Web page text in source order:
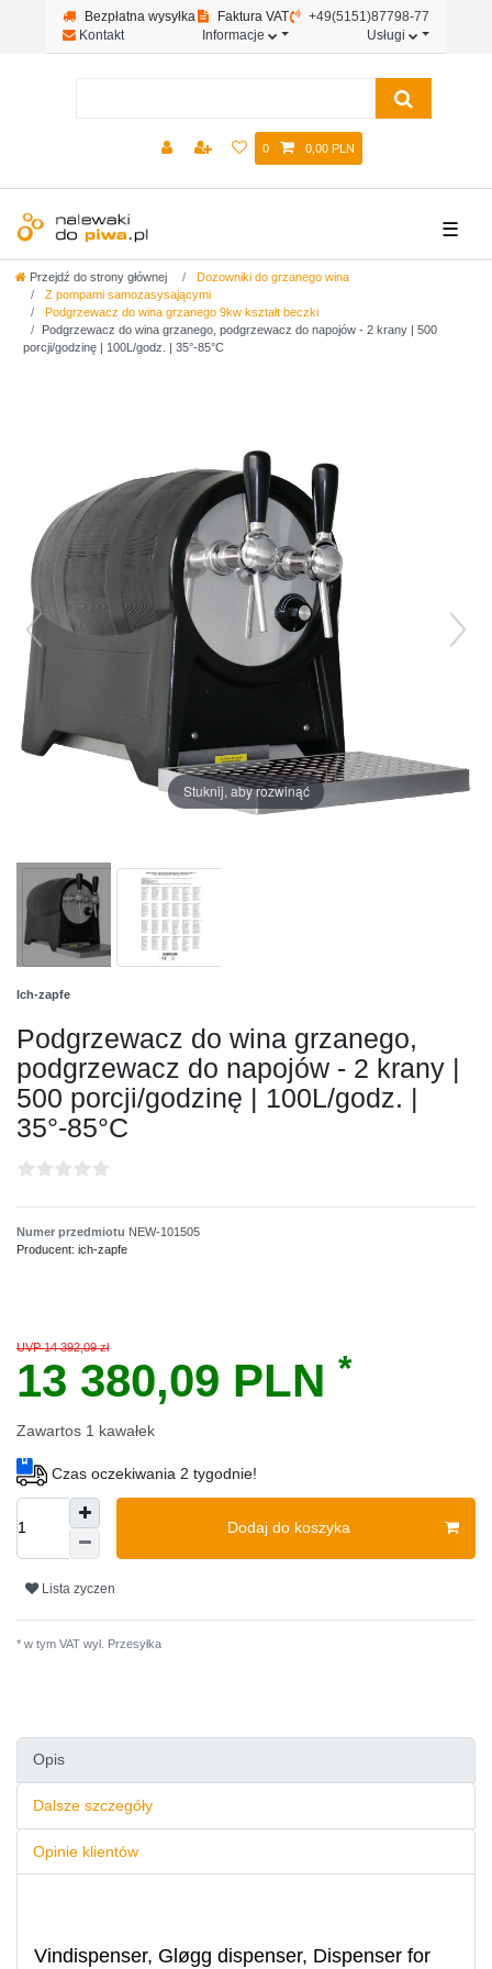
Bezpłatna wysyłka Faktura VAT
+49(5151)87798-77
Kontakt
Informacje Usługi
0 0,00 PLN
☰
Przejdź do strony głównej
Dozowniki do grzanego wina
Z pompami samozasysającymi
Podgrzewacz do wina grzanego 9kw kształt beczki
Podgrzewacz do wina grzanego, podgrzewacz do napojów - 2 krany | 500
porcji/godzinę | 100L/godz. | 35°-85°C
Stuknij, aby rozwinąć
Ich-zapfe
Podgrzewacz do wina grzanego,
podgrzewacz do napojów - 2 krany |
500 porcji/godzinę | 100L/godz. |
35°-85°C
Numer przedmiotu NEW-101505
Producent: ich-zapfe
UVP 14 392,09 zł
13 380,09 PLN *
Zawartos 1 kawałek
Czas oczekiwania 2 tygodnie!
Dodaj do koszyka
Lista zyczen
* w tym VAT wyl. Przesyłka
Opis
Dalsze szczegóły
Opinie klientów
Vindispenser, Gløgg dispenser, Dispenser for